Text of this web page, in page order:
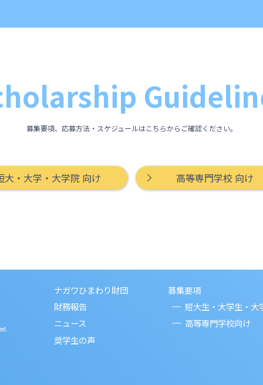
募集要項、応募方法・スケジュールはこちらからご確認ください。
大・大学・大学院 向け 高等専門学校 向け
ナガワひまわり財団
財務報告
ニュース
奨学生の声
募集要項
短大生・大学生・大
高等専門学校向け